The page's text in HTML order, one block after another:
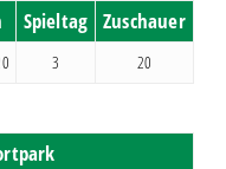
Spieltag Zuschauer
3 20